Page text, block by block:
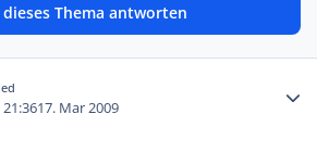
Thema antworten
17. Mar 2009